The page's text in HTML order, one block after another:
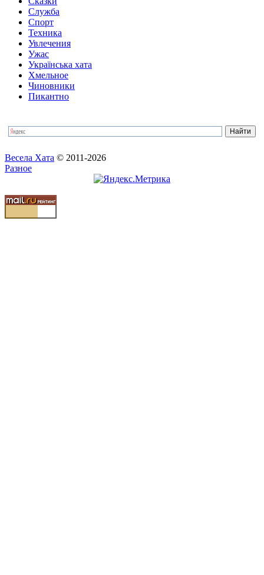
Служба
Спорт
Техника
Увлечения
Ужас
Українська хата
Хмельное
Чиновники
Пикантно
Весела Хата © 2011-2026
Разное